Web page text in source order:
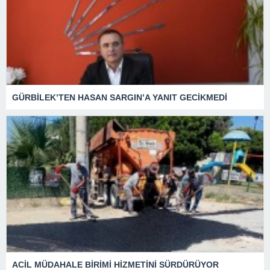
GÜRBİLEK’TEN HASAN SARGIN’A YANIT GECİKMEDİ
ACİL MÜDAHALE BİRİMİ HİZMETİNİ SÜRDÜRÜYOR